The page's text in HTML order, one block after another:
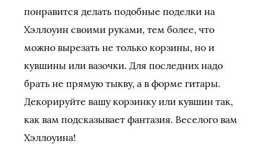
понравится делать подобные поделки на
Хэллоуин своими руками, тем более, что
можно вырезать не только корзины, но и
кувшины или вазочки. Для последних надо
брать не прямую тыкву, а в форме гитары.
Декорируйте вашу корзинку или кувшин так,
как вам подсказывает фантазия. Веселого вам
Хэллоуина!